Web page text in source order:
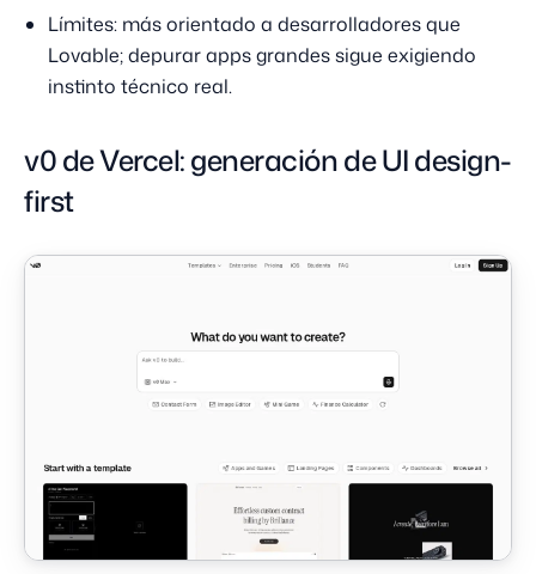
Límites: más orientado a desarrolladores que
Lovable; depurar apps grandes sigue exigiendo
instinto técnico real.
v0 de Vercel: generación de UI design-
first